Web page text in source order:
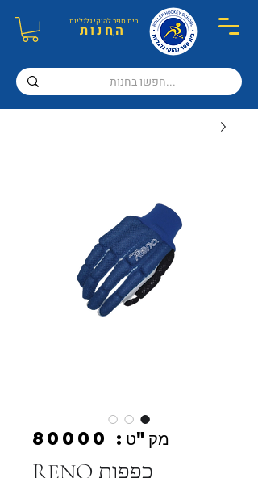
בית ספר להוקי גלגליות החנות
מק"ט: 80000
כפפות RENO